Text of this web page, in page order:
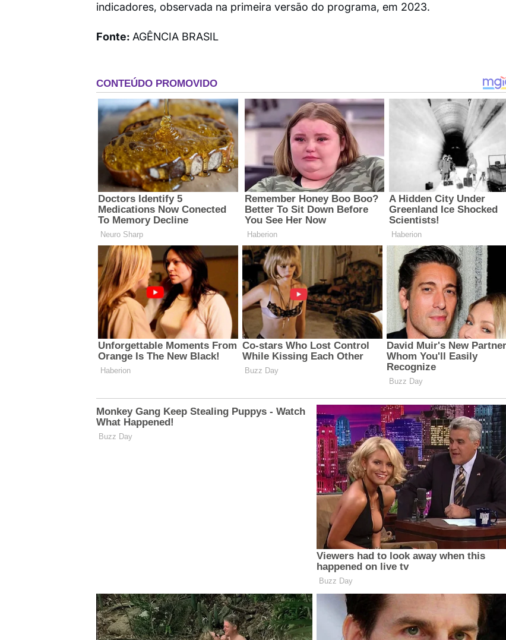
indicadores, observada na primeira versão do programa, em 2023.
Fonte: AGÊNCIA BRASIL